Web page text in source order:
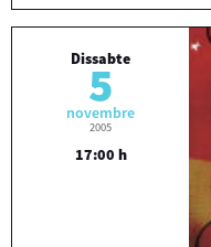
Dissabte
5
novembre
2005
17:00 h